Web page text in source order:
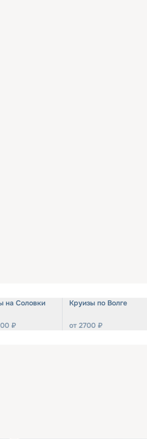
на Соловки
₽
Круизы по Волге
от 2700 ₽